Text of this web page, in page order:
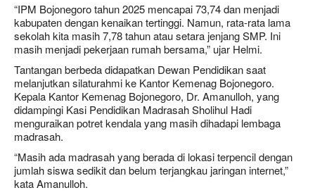
“IPM Bojonegoro tahun 2025 mencapai 73,74 dan menjadi
kabupaten dengan kenaikan tertinggi. Namun, rata-rata lama
sekolah kita masih 7,78 tahun atau setara jenjang SMP. Ini
masih menjadi pekerjaan rumah bersama,” ujar Helmi.
Tantangan berbeda didapatkan Dewan Pendidikan saat
melanjutkan silaturahmi ke Kantor Kemenag Bojonegoro.
Kepala Kantor Kemenag Bojonegoro, Dr. Amanulloh, yang
didampingi Kasi Pendidikan Madrasah Sholihul Hadi
menguraikan potret kendala yang masih dihadapi lembaga
madrasah.
“Masih ada madrasah yang berada di lokasi terpencil dengan
jumlah siswa sedikit dan belum terjangkau jaringan internet,”
kata Amanulloh.